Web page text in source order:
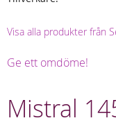
Visa alla produkter från
Ge ett omdöme!
Mistral